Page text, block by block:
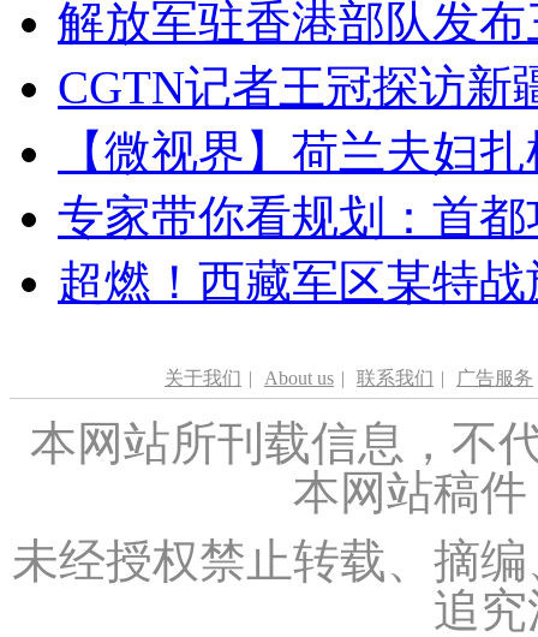
解放军驻香港部队发
CGTN记者王冠探访新
【微视界】荷兰夫妇
专家带你看规划：首
超燃！西藏军区某特
关于我们 | About us | 联系我们 | 广告服务
本网站所刊载信息，不
本网站稿
未经授权禁止转载、摘
追